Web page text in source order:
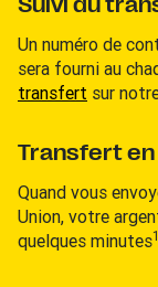
Suivi du
Un numéro de
sera fourni au
transfert sur
Transfert
Quand vous
Union, votre
quelques minutes1